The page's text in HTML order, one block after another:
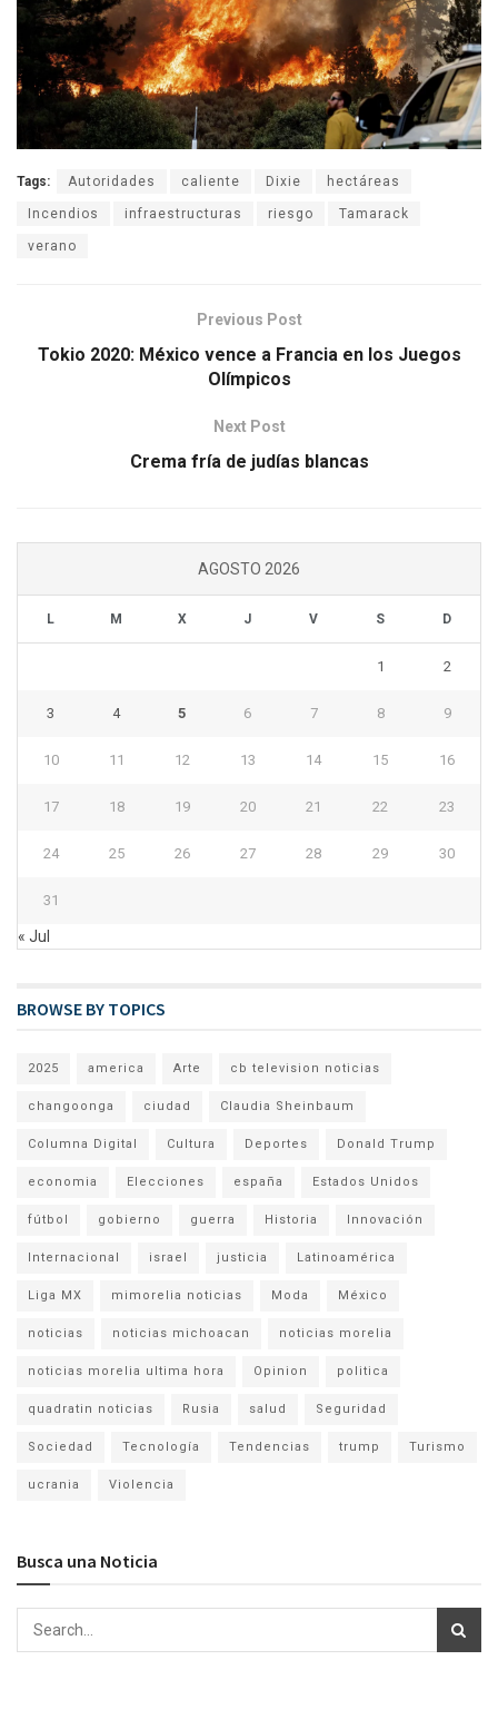
Tags: Autoridades caliente Dixie hectáreas
Incendios infraestructuras riesgo Tamarack
verano
Previous Post
Tokio 2020: México vence a Francia en los Juegos
Olímpicos
Next Post
Crema fría de judías blancas
AGOSTO 2026
L M X J V S D
1 2
3 4 5 6 7 8 9
10 11 12 13 14 15 16
17 18 19 20 21 22 23
24 25 26 27 28 29 30
31
« Jul
BROWSE BY TOPICS
2025 america Arte cb television noticias
changoonga ciudad Claudia Sheinbaum
Columna Digital Cultura Deportes Donald Trump
economia Elecciones españa Estados Unidos
fútbol gobierno guerra Historia Innovación
Internacional israel justicia Latinoamérica
Liga MX mimorelia noticias Moda México
noticias noticias michoacan noticias morelia
noticias morelia ultima hora Opinion politica
quadratin noticias Rusia salud Seguridad
Sociedad Tecnología Tendencias trump Turismo
ucrania Violencia
Busca una Noticia